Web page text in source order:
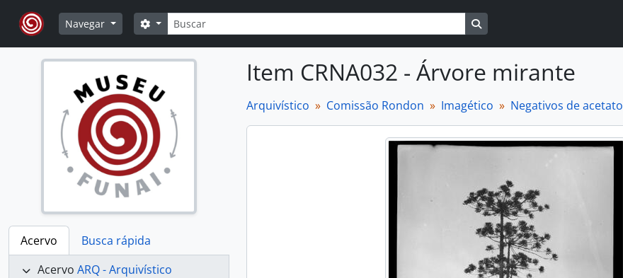
Skip to main content
Navegar
Buscar
Opções de busca
Acervo
Busca rápida
Acervo ARQ - Arquivístico
Item CRNA032 - Árvore mirante
Arquivístico Comissão Rondon Imagético Negativos de acetato